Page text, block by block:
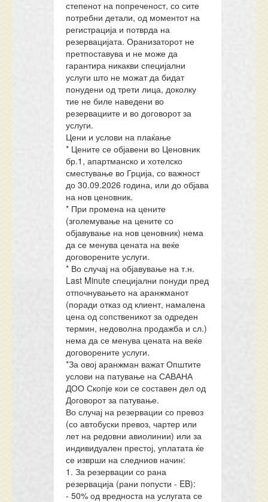
степенот на попреченост, со сите
потребни детали, од моментот на
регистрација и потврда на
резервацијата. Оранизаторот не
претпоставува и не може да
гарантира никакви специјални
услуги што не можат да бидат
понудени од трети лица, доколку
тие не биле наведени во
резервациите и во договорот за
услуги.
Цени и услови на плаќање
* Цените се објавени во Ценовник
бр.1, апартманско и хотелско
сместување во Грција, со важност
до 30.09.2026 година, или до објава
на нов ценовник.
* При промена на цените
(зголемување на цените со
објавување на нов ценовник) нема
да се менува цената на веќе
договорените услуги.
* Во случај на објавување на т.н.
Last Minute специјални понуди пред
отпочнувањето на аранжманот
(поради отказ од клиент, намалена
цена од сопственикот за одреден
термин, недоволна продажба и сл.)
нема да се менува цената на веќе
договорените услуги.
*За овој аранжман важат Општите
услови на патување на САВАНА
ДОО Скопје кои се составен дел од
Договорот за патување.
Во случај на резервации со превоз
(со автобуски превоз, чартер или
лет на редовни авиолинии) или за
индивидуален престој, уплатата ќе
се изврши на следниов начин:
1. За резервации со рана
резервација (рани попусти - EB):
- 50% од вредноста на услугата се